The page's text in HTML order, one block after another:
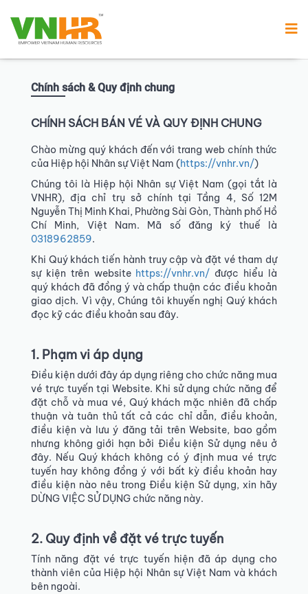
Chính sách & Quy định chung
CHÍNH SÁCH BÁN VÉ VÀ QUY ĐỊNH CHUNG
Chào mừng quý khách đến với trang web chính thức
của Hiệp hội Nhân sự Việt Nam (https://vnhr.vn/)
Chúng tôi là Hiệp hội Nhân sự Việt Nam (gọi tắt là
VNHR), địa chỉ trụ sở chính tại Tầng 4, Số 12M
Nguyễn Thị Minh Khai, Phường Sài Gòn, Thành phố Hồ
Chí Minh, Việt Nam. Mã số đăng ký thuế là
0318962859.
Khi Quý khách tiến hành truy cập và đặt vé tham dự
sự kiện trên website https://vnhr.vn/ được hiểu là
quý khách đã đồng ý và chấp thuận các điều khoản
giao dịch. Vì vậy, Chúng tôi khuyến nghị Quý khách
đọc kỹ các điều khoản sau đây.
1. Phạm vi áp dụng
Điều kiện dưới đây áp dụng riêng cho chức năng mua
vé trực tuyến tại Website. Khi sử dụng chức năng để
đặt chỗ và mua vé, Quý khách mặc nhiên đã chấp
thuận và tuân thủ tất cả các chỉ dẫn, điều khoản,
điều kiện và lưu ý đăng tải trên Website, bao gồm
nhưng không giới hạn bởi Điều kiện Sử dụng nêu ở
đây. Nếu Quý khách không có ý định mua vé trực
tuyến hay không đồng ý với bất kỳ điều khoản hay
điều kiện nào nêu trong Điều kiện Sử dụng, xin hãy
DỪNG VIỆC SỬ DỤNG chức năng này.
2. Quy định về đặt vé trực tuyến
Tính năng đặt vé trực tuyến hiện đã áp dụng cho
thành viên của Hiệp hội Nhân sự Việt Nam và khách
bên ngoài.